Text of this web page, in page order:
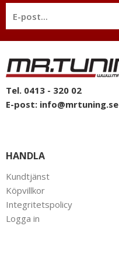
Tel. 0413 - 320 02
E-post: info@mrtuning.se
HANDLA
Kundtjänst
Köpvillkor
Integritetspolicy
Logga in